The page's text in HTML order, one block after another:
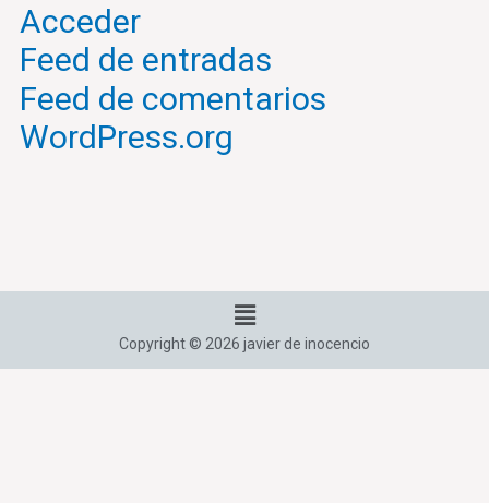
Acceder
Feed de entradas
Feed de comentarios
WordPress.org
Menú
Copyright © 2026 javier de inocencio